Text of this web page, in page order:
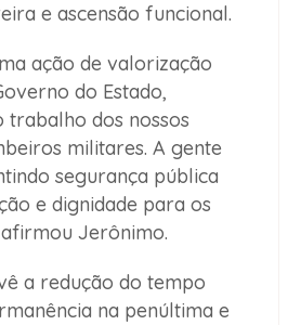
e ascensão funcional.
ação de valorização
do Estado,
dos nossos
militares. A gente
segurança pública
e dignidade para os
Jerônimo.
a redução do tempo
na penúltima e